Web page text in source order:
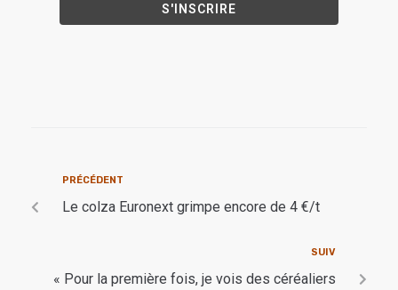
PRÉCÉDENT
Le colza Euronext grimpe encore de 4 €/t
SUIV
« Pour la première fois, je vois des céréaliers